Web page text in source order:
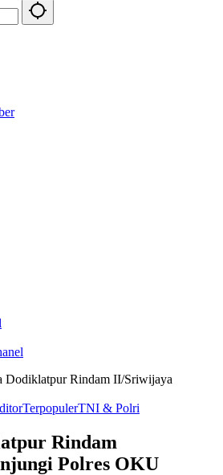
Dodiklatpur Rindam II/Sriwijaya
TerpopulerTNI & Polri
Rindam
Polres OKU